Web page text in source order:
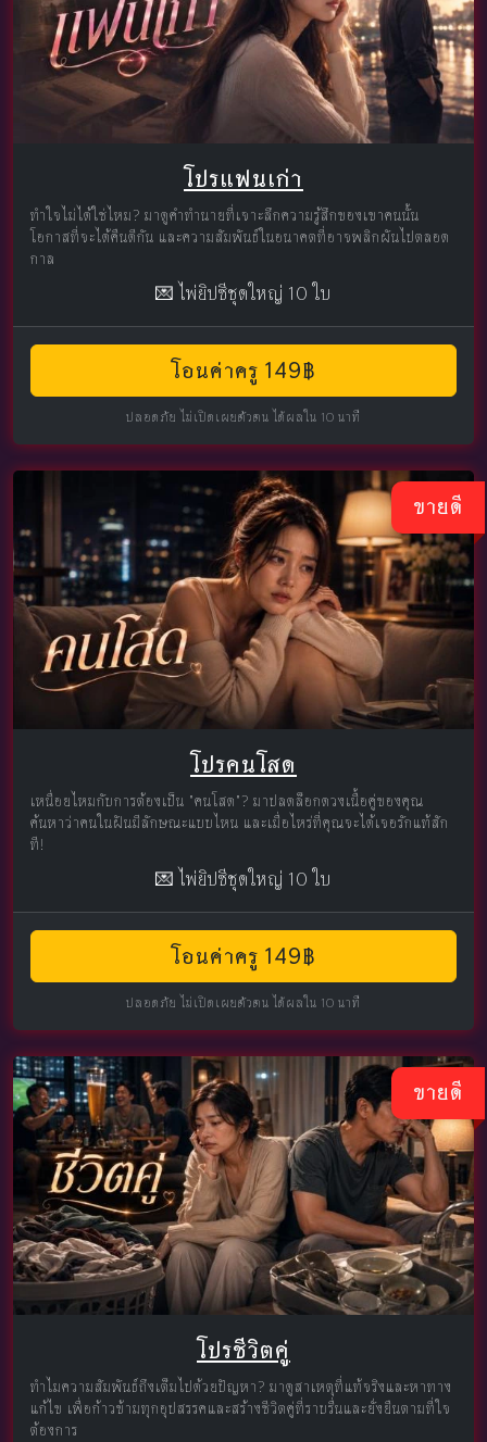
โปรแฟนเก่า
ทำใจไม่ได้ใช่ไหม? มาดูคำทำนายที่เจาะลึกความรู้สึกของเขาคนนั้น
โอกาสที่จะได้คืนดีกัน และความสัมพันธ์ในอนาคตที่อาจพลิกผันไปตลอด
กาล
💌 ไพ่ยิปซีชุดใหญ่ 10 ใบ
โอนค่าครู 149฿
ปลอดภัย ไม่เปิดเผยตัวตน ได้ผลใน 10 นาที
ขายดี
โปรคนโสด
เหนื่อยไหมกับการต้องเป็น "คนโสด"? มาปลดล็อกดวงเนื้อคู่ของคุณ
ค้นหาว่าคนในฝันมีลักษณะแบบไหน และเมื่อไหร่ที่คุณจะได้เจอรักแท้สัก
ที!
💌 ไพ่ยิปซีชุดใหญ่ 10 ใบ
โอนค่าครู 149฿
ปลอดภัย ไม่เปิดเผยตัวตน ได้ผลใน 10 นาที
ขายดี
โปรชีวิตคู่
ทำไมความสัมพันธ์ถึงเต็มไปด้วยปัญหา? มาดูสาเหตุที่แท้จริงและหาทาง
แก้ไข เพื่อก้าวข้ามทุกอุปสรรคและสร้างชีวิตคู่ที่ราบรื่นและยั่งยืนตามที่ใจ
ต้องการ